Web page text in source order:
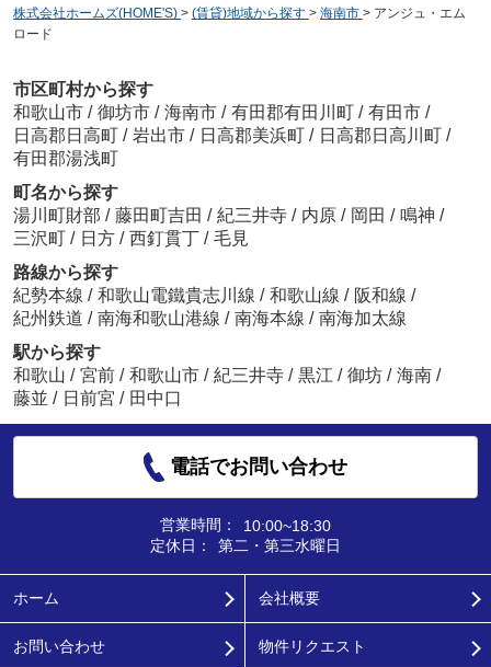
株式会社ホームズ(HOME'S) > (賃貸)地域から探す > 海南市 > アンジュ・エム
ロード
市区町村から探す
和歌山市 / 御坊市 / 海南市 / 有田郡有田川町 / 有田市 /
日高郡日高町 / 岩出市 / 日高郡美浜町 / 日高郡日高川町 /
有田郡湯浅町
町名から探す
湯川町財部 / 藤田町吉田 / 紀三井寺 / 内原 / 岡田 / 鳴神 /
三沢町 / 日方 / 西釘貫丁 / 毛見
路線から探す
紀勢本線 / 和歌山電鐵貴志川線 / 和歌山線 / 阪和線 /
紀州鉄道 / 南海和歌山港線 / 南海本線 / 南海加太線
駅から探す
和歌山 / 宮前 / 和歌山市 / 紀三井寺 / 黒江 / 御坊 / 海南 /
藤並 / 日前宮 / 田中口
電話でお問い合わせ
営業時間：
10:00~18:30
定休日：
第二・第三水曜日
ホーム 会社概要
お問い合わせ 物件リクエスト